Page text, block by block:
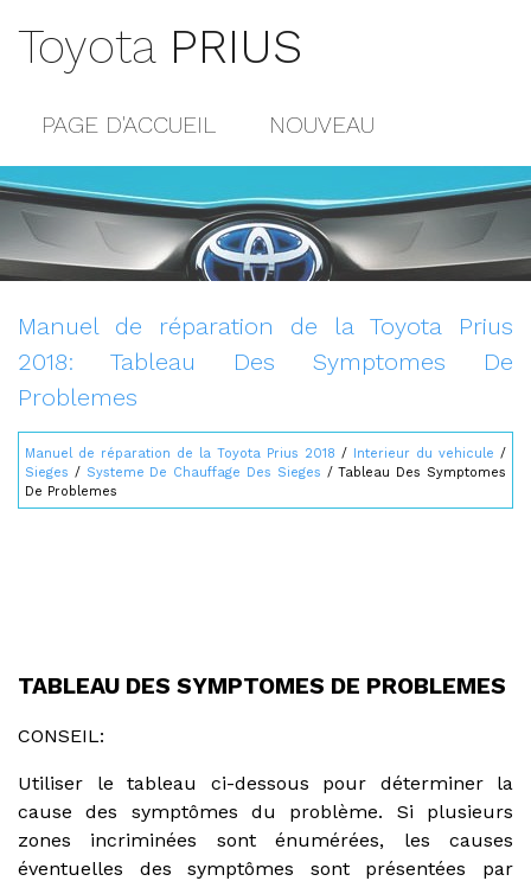
Toyota PRIUS
PAGE D'ACCUEIL NOUVEAU
POPULAIRE
CONTACTS
Manuel de réparation de la Toyota Prius
2018: Tableau Des Symptomes De
Problemes
Manuel de réparation de la Toyota Prius 2018 / Interieur du vehicule /
Sieges / Systeme De Chauffage Des Sieges / Tableau Des Symptomes
De Problemes
TABLEAU DES SYMPTOMES DE PROBLEMES
CONSEIL:
Utiliser le tableau ci-dessous pour déterminer la
cause des symptômes du problème. Si plusieurs
zones incriminées sont énumérées, les causes
éventuelles des symptômes sont présentées par